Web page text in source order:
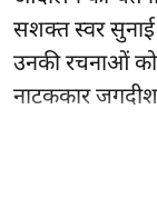
सशक्त स्वर
उनकी रचनाओं को
नाटककार